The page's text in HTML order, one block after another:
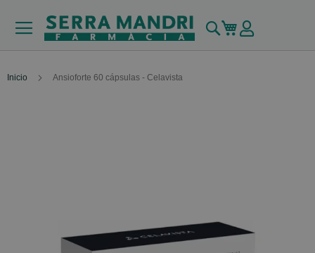
Buscar
Mi carrito
Inicio Ansioforte 60 cápsulas - Celavista